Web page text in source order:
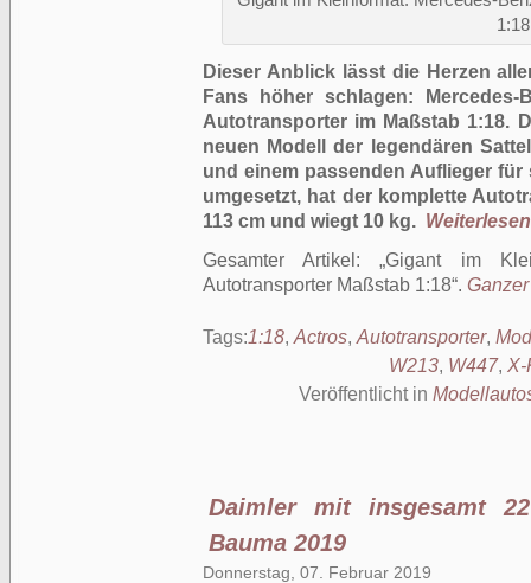
1:18
Dieser Anblick lässt die Herzen
Fans höher schlagen:
Autotransporter im Maßstab 1:18.
neuen Modell der legendären
und einem passenden Auflieger
umgesetzt, hat der komplette
113 cm und wiegt 10 kg.
Gesamter Artikel: Gigant im
Autotransporter Maßstab 1:18 .
Tags:1:18, Actros, Autotransporter,
W213, W447, X-
Veröffentlicht in
Daimler mit insgesamt
Bauma 2019
Donnerstag, 07. Februar 2019